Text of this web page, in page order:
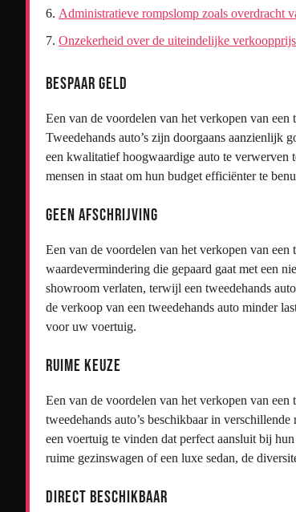
Administratieve rompslomp zoals overdracht
Onzekerheid over de uiteindelijke
Bespaar geld
Een van de voordelen van het verkopen van een
Tweedehands auto’s zijn doorgaans aanzienlijk
een kwalitatief hoogwaardige auto te verwerven
mensen in staat om hun budget efficiënter te
Geen afschrijving
Een van de voordelen van het verkopen van
waardevermindering die gepaard gaat met een
showroom verlaten, terwijl een tweedehands
de verkoop van een tweedehands auto minder
voor uw voertuig.
Ruime keuze
Een van de voordelen van het verkopen van een
tweedehands auto’s beschikbaar in
een voertuig te vinden dat perfect aansluit bij
ruime gezinswagen of een luxe sedan, de
Direct beschikbaar